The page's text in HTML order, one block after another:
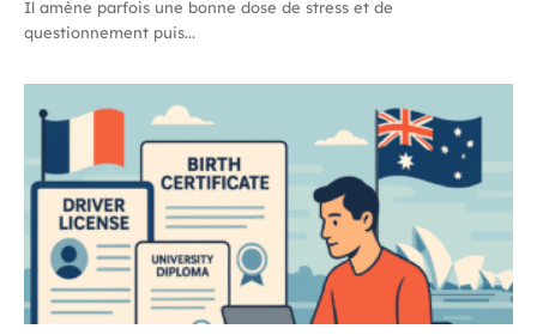
Il amène parfois une bonne dose de stress et de
questionnement puis...